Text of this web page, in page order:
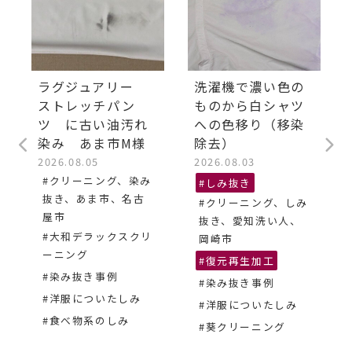
ラグジュアリー
ストレッチパン
ツ に古い油汚れ
染み あま市M様
2026.08.05
#クリーニング、染み
抜き、あま市、名古
屋市
#大和デラックスクリ
ーニング
#染み抜き事例
#洋服についたしみ
#食べ物系のしみ
洗濯機で濃い色の
ものから白シャツ
への色移り（移染
除去）
2026.08.03
#しみ抜き
#クリーニング、しみ
抜き、愛知洗い人、
岡崎市
#復元再生加工
#染み抜き事例
#洋服についたしみ
#葵クリーニング